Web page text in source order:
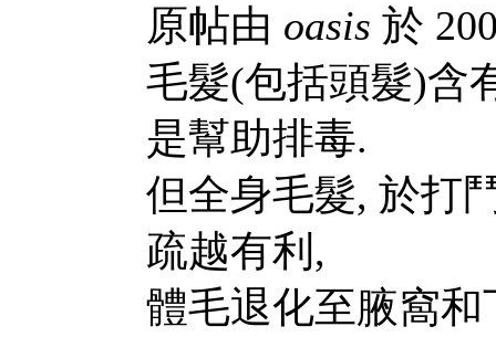
原帖由 oasis 於
毛髮(包括頭髮)含
是幫助排毒.
但全身毛髮, 於打
疏越有利,
體毛退化至腋窩